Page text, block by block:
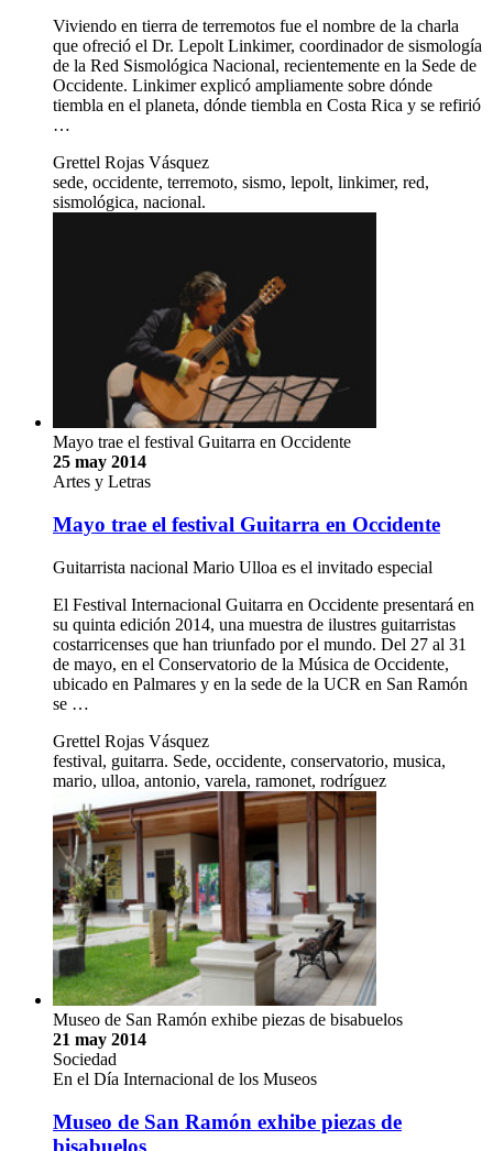
Viviendo en tierra de terremotos fue el nombre de la charla
que ofreció el Dr. Lepolt Linkimer, coordinador de sismología
de la Red Sismológica Nacional, recientemente en la Sede de
Occidente. Linkimer explicó ampliamente sobre dónde
tiembla en el planeta, dónde tiembla en Costa Rica y se refirió
…
Grettel Rojas Vásquez
sede, occidente, terremoto, sismo, lepolt, linkimer, red,
sismológica, nacional.
Mayo trae el festival Guitarra en Occidente
25 may 2014
Artes y Letras
Mayo trae el festival Guitarra en Occidente
Guitarrista nacional Mario Ulloa es el invitado especial
El Festival Internacional Guitarra en Occidente presentará en
su quinta edición 2014, una muestra de ilustres guitarristas
costarricenses que han triunfado por el mundo. Del 27 al 31
de mayo, en el Conservatorio de la Música de Occidente,
ubicado en Palmares y en la sede de la UCR en San Ramón
se …
Grettel Rojas Vásquez
festival, guitarra. Sede, occidente, conservatorio, musica,
mario, ulloa, antonio, varela, ramonet, rodríguez
Museo de San Ramón exhibe piezas de bisabuelos
21 may 2014
Sociedad
En el Día Internacional de los Museos
Museo de San Ramón exhibe piezas de
bisabuelos